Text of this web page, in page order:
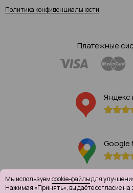
Политика конфиденциальности
Платежные
Яндекс
Google
Мы используемcookie-файлыдля
Нажимая «Принять», вы даёте согласие на